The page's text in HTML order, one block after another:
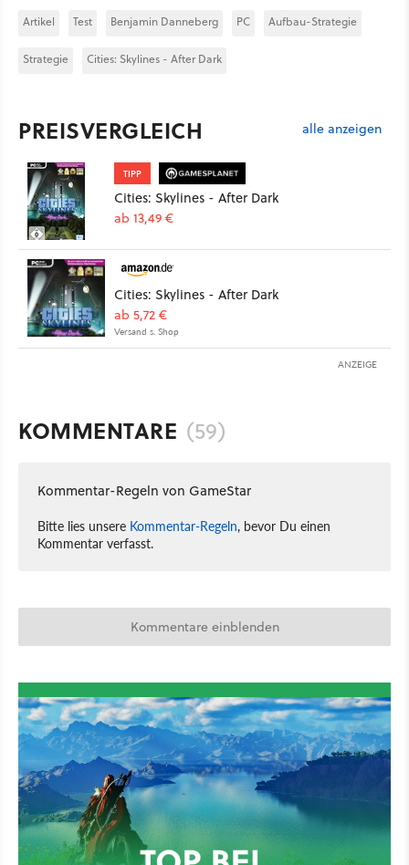
Artikel Test Benjamin Danneberg PC Aufbau-Strategie
Strategie Cities: Skylines - After Dark
PREISVERGLEICH alle anzeigen
TIPP
Cities: Skylines - After Dark
ab 13,49 €
Cities: Skylines - After Dark
ab 5,72 €
Versand s. Shop
ANZEIGE
KOMMENTARE (59)
Kommentar-Regeln von GameStar
Bitte lies unsere Kommentar-Regeln, bevor Du einen
Kommentar verfasst.
Kommentare einblenden